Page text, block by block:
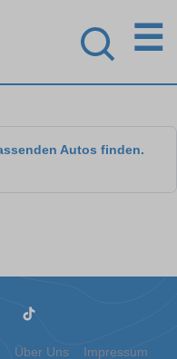
☰
Autos finden.
Über Uns Impressum